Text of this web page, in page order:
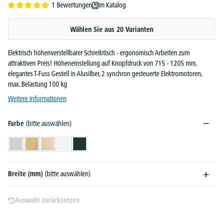
1 Bewertungen Im Katalog
Wählen Sie aus 20 Varianten
Elektrisch höhenverstellbarer Schreibtisch - ergonomisch Arbeiten zum
attraktiven Preis! Höheneinstellung auf Knopfdruck von 715 - 1205 mm,
elegantes T-Fuss Gestell in Alusilber, 2 synchron gesteuerte Elektromotoren,
max. Belastung 100 kg
Weitere Informationen
Farbe (bitte auswählen)
LichtgrauBuchedekorAhorndekor
Weiß Anthrazit
Breite (mm) (bitte auswählen)
Auswahl zurücksetzen